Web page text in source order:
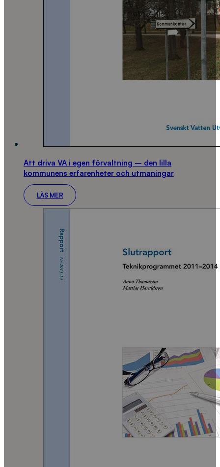
Att driva VA i egen förvaltning – den lilla
kommunens erfarenheter och utmaningar
LÄS MER